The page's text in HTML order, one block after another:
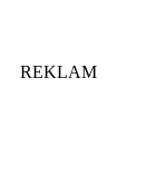
REKLAM